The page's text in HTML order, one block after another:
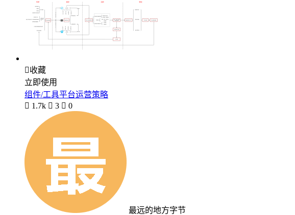
收藏
立即使用
组件/工具平台运营策略
 1.7k  3  0
最远的地方字节